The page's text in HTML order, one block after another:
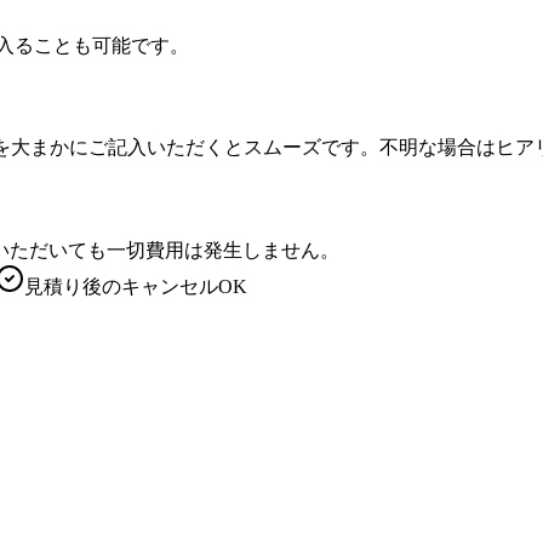
ことも可能です。
まかにご記入いただくとスムーズです。不明な場合はヒア
だいても一切費用は発生しません。
見積り後のキャンセルOK